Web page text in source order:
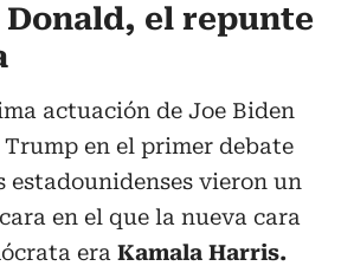
Donald, el repunte
actuación de Joe Biden
en el primer debate
estadounidenses vieron un
en el que la nueva cara
era Kamala Harris.